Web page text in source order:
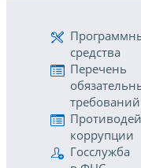
средства
Перечень
требований
коррупции
Госслужба